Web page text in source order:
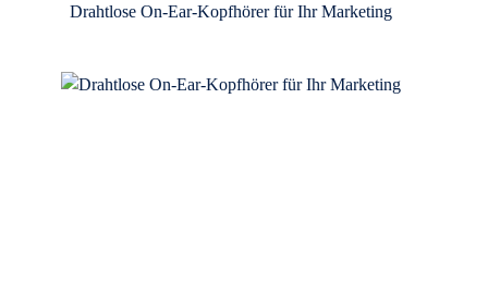
Drahtlose On-Ear-Kopfhörer für Ihr Marketing